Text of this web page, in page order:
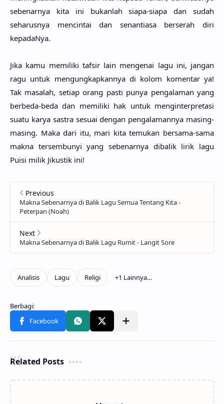
sebenar­nya kita ini bukan­lah siapa-siapa dan sudah
seharus­nya mencin­tai dan senantia­sa berse­rah diri
kepada­Nya.
Jika kamu memili­ki taf­sir lain menge­nai lagu ini, jangan
ragu untuk mengungkapkan­nya di kolom komen­tar ya!
Tak masa­lah, seti­ap orang pasti punya pengala­man yang
berbe­da-beda dan memili­ki hak untuk menginterpreta­si
suatu karya sas­tra sesu­ai dengan pengalaman­nya masing-
masing. Maka dari itu, mari kita temu­kan bersa­ma-sama
makna tersembu­nyi yang sebenar­nya diba­lik lirik lagu
Puisi milik Jikus­tik ini!
Related Posts